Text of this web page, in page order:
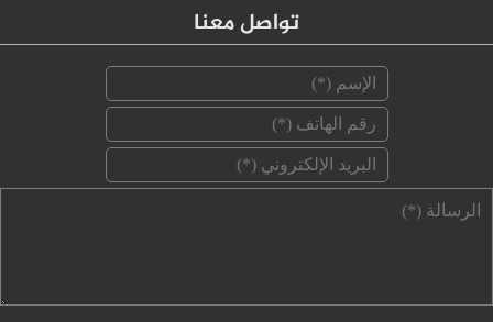
تواصل معنا
‏البريد الإلكتروني ‏*